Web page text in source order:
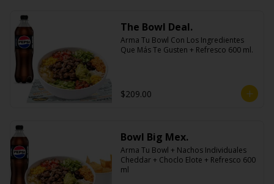
The Bowl Deal.
Arma Tu Bowl Con Los Ingredientes
Que Más Te Gusten + Refresco 600 ml.
$209.00
Bowl Big Mex.
Arma Tu Bowl + Nachos Individuales
Cheddar + Choclo Elote + Refresco 600
ml